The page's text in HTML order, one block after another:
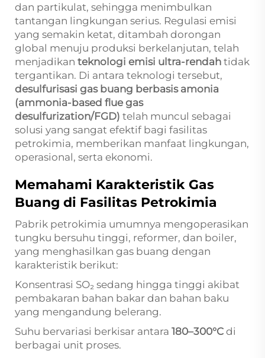
dan partikulat, sehingga menimbulkan
tantangan lingkungan serius. Regulasi emisi
yang semakin ketat, ditambah dorongan
global menuju produksi berkelanjutan, telah
menjadikan teknologi emisi ultra-rendah tidak
tergantikan. Di antara teknologi tersebut,
desulfurisasi gas buang berbasis amonia
(ammonia-based flue gas
desulfurization/FGD) telah muncul sebagai
solusi yang sangat efektif bagi fasilitas
petrokimia, memberikan manfaat lingkungan,
operasional, serta ekonomi.
Memahami Karakteristik Gas
Buang di Fasilitas Petrokimia
Pabrik petrokimia umumnya mengoperasikan
tungku bersuhu tinggi, reformer, dan boiler,
yang menghasilkan gas buang dengan
karakteristik berikut:
Konsentrasi SO₂ sedang hingga tinggi akibat
pembakaran bahan bakar dan bahan baku
yang mengandung belerang.
Suhu bervariasi berkisar antara 180–300°C di
berbagai unit proses.